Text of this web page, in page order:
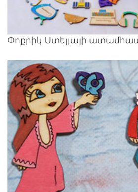
Փոքրիկ Ստելլայի